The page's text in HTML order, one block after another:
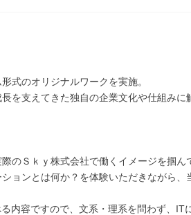
式のオリジナルワークを実施。
を支えてきた独自の企業文化や仕組みに
のＳｋｙ株式会社で働くイメージを掴ん
ョンとは何か？を体験いただきながら、
内容ですので、文系・理系を問わず、IT